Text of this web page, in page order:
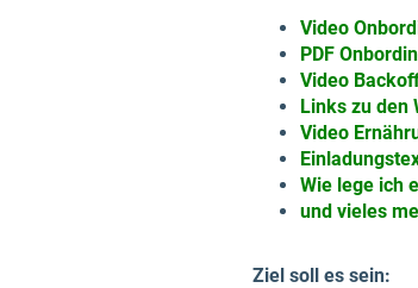
Video
PDF
Video
Links zu den
Video
Wie lege ich
und vieles
Ziel soll es sein: